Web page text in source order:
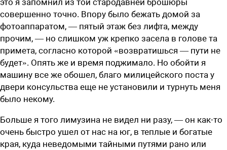
совершенно точно. Впору было бежать домой за
фотоаппаратом, — пятый этаж без лифта, между
прочим, — но слишком уж крепко засела в голове та
примета, согласно которой «возвратишься — пути не
будет». Опять же и время поджимало. Но обойти я
машину все же обошел, благо милицейского поста у
двери консульства еще не установили и турнуть меня
было некому.
Больше я того лимузина не видел ни разу, — он как-то
очень быстро ушел от нас на юг, в теплые и богатые
края, куда неведомыми тайными путями рано или